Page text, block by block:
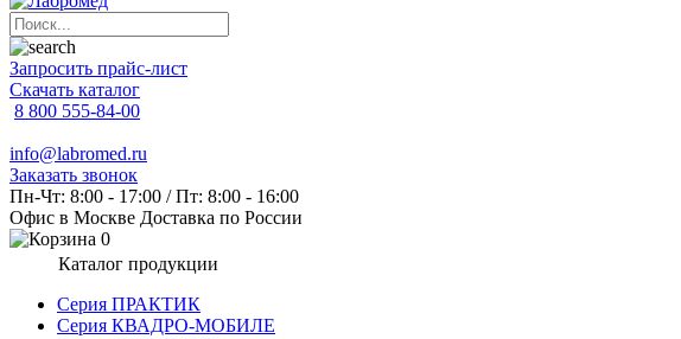
Запросить прайс-лист
Скачать каталог
8 800 555-84-00
info@labromed.ru
Заказать звонок
Пн-Чт: 8:00 - 17:00 / Пт: 8:00 - 16:00
Офис в Москве Доставка по России
0
Каталог продукции
Серия ПРАКТИК
Серия КВАДРО-МОБИЛЕ